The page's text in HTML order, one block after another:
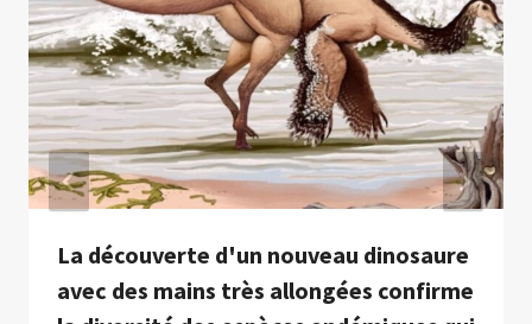
La découverte d'un nouveau dinosaure
avec des mains très allongées confirme